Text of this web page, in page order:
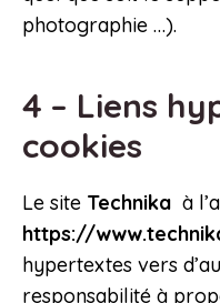
photographie …).
4 – Liens
cookies
Le site Technika à
https://
hypertextes vers
responsabilité à